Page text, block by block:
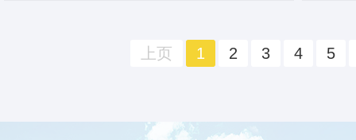
上页 1 2 3 4 5